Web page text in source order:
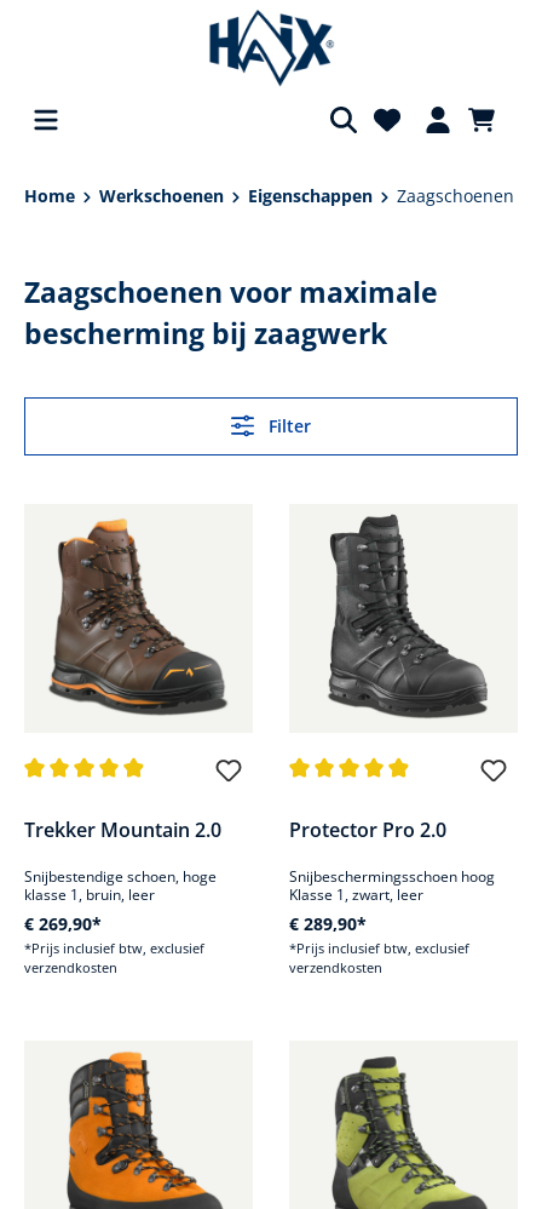
Home Werkschoenen Eigenschappen Zaagschoenen
Zaagschoenen voor maximale
bescherming bij zaagwerk
Filter
Trekker Mountain 2.0
Snijbestendige schoen, hoge
klasse 1, bruin, leer
€ 269,90*
*Prijs inclusief btw, exclusief
verzendkosten
Protector Pro 2.0
Snijbeschermingsschoen hoog
Klasse 1, zwart, leer
€ 289,90*
*Prijs inclusief btw, exclusief
verzendkosten